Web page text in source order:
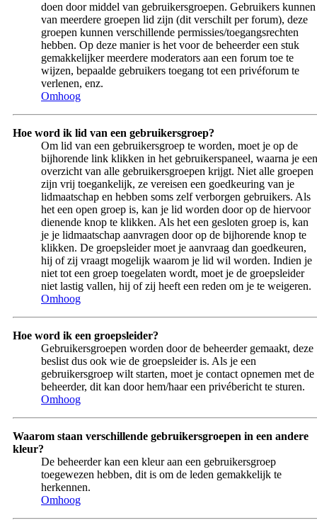
doen door middel van gebruikersgroepen. Gebruikers kunnen
van meerdere groepen lid zijn (dit verschilt per forum), deze
groepen kunnen verschillende permissies/toegangsrechten
hebben. Op deze manier is het voor de beheerder een stuk
gemakkelijker meerdere moderators aan een forum toe te
wijzen, bepaalde gebruikers toegang tot een privéforum te
verlenen, enz.
Omhoog
Hoe word ik lid van een gebruikersgroep?
Om lid van een gebruikersgroep te worden, moet je op de
bijhorende link klikken in het gebruikerspaneel, waarna je een
overzicht van alle gebruikersgroepen krijgt. Niet alle groepen
zijn vrij toegankelijk, ze vereisen een goedkeuring van je
lidmaatschap en hebben soms zelf verborgen gebruikers. Als
het een open groep is, kan je lid worden door op de hiervoor
dienende knop te klikken. Als het een gesloten groep is, kan
je je lidmaatschap aanvragen door op de bijhorende knop te
klikken. De groepsleider moet je aanvraag dan goedkeuren,
hij of zij vraagt mogelijk waarom je lid wil worden. Indien je
niet tot een groep toegelaten wordt, moet je de groepsleider
niet lastig vallen, hij of zij heeft een reden om je te weigeren.
Omhoog
Hoe word ik een groepsleider?
Gebruikersgroepen worden door de beheerder gemaakt, deze
beslist dus ook wie de groepsleider is. Als je een
gebruikersgroep wilt starten, moet je contact opnemen met de
beheerder, dit kan door hem/haar een privébericht te sturen.
Omhoog
Waarom staan verschillende gebruikersgroepen in een andere
kleur?
De beheerder kan een kleur aan een gebruikersgroep
toegewezen hebben, dit is om de leden gemakkelijk te
herkennen.
Omhoog